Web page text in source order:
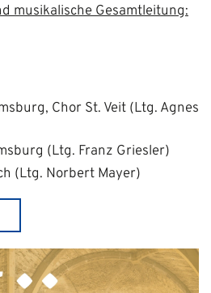
musikalische Gesamtleitung:
Chor St. Veit (Ltg. Agnes
(Ltg. Franz Griesler)
(Ltg. Norbert Mayer)